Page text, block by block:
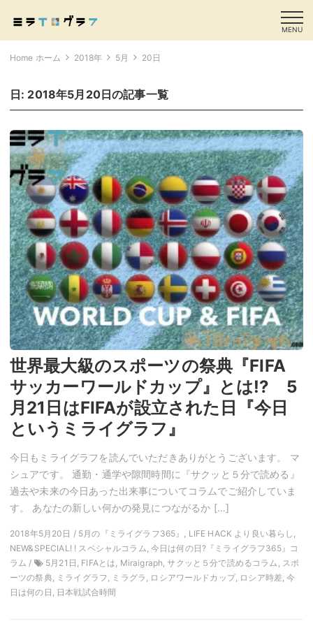
MENU
Home ホーム 2018年 5月 20日
日: 2018年5月20日の記事一覧
世界最大級のスポーツの祭典『FIFA
サッカーワールドカップ』とは!? 5
月21日はFIFAが設立された日『今日
というミライグラフ』
今日もミライグラフを読んでいただきありがとうございます。 マ
シュアです。 通勤・通学や隙間時間に『サクッと５分で読める』
過去や未来の今日あった出来事についてコラムでご紹介していま
す。 あなたの新しい何かの発見につながるか […]
2018年5月20日 / 5月の『ミライグラフ365』, LIFE HACK より良い暮らし,
NEW&SPECIAL! ! スペシャルコラム, 今日は何の日?『ミライグラフ365』コ
ラム /
5月21日, FIFAとは, Miraigraph, サクッと５分で読めるコラム, スポ
ーツの祭典, ミライグラフ, ミラグラ, ロシアワールドカップ, ロシア時差, 今
日は何の日, 日本戦試合時間